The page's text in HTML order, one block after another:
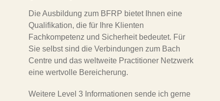
Die Ausbildung zum BFRP bietet Ihnen eine
Qualifikation, die für Ihre Klienten
Fachkompetenz und Sicherheit bedeutet. Für
Sie selbst sind die Verbindungen zum Bach
Centre und das weltweite Practitioner Netzwerk
eine wertvolle Bereicherung.
Weitere Level 3 Informationen sende ich gerne